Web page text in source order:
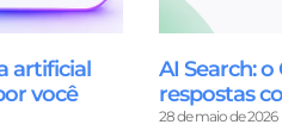
artificial
você
AI Search:
respostas
28 de maio de 2026